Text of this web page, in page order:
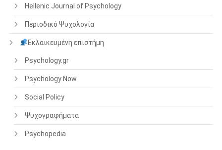
Hellenic Journal of Psychology
Περιοδικό Ψυχολογία
Εκλαϊκευμένη επιστήμη
Psychology.gr
Psychology Now
Social Policy
Ψυχογραφήματα
Psychopedia